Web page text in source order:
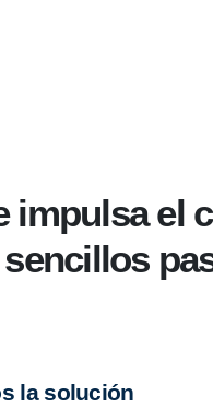
impulsa el
la solución